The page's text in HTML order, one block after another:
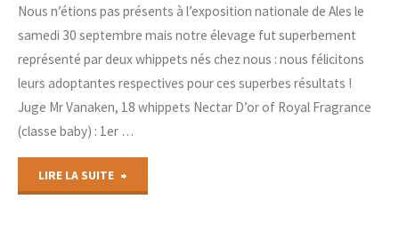
Nous n’étions pas présents à l’exposition nationale de Ales le
samedi 30 septembre mais notre élevage fut superbement
représenté par deux whippets nés chez nous : nous félicitons
leurs adoptantes respectives pour ces superbes résultats !
Juge Mr Vanaken, 18 whippets Nectar D’or of Royal Fragrance
(classe baby) : 1er …
LIRE LA SUITE